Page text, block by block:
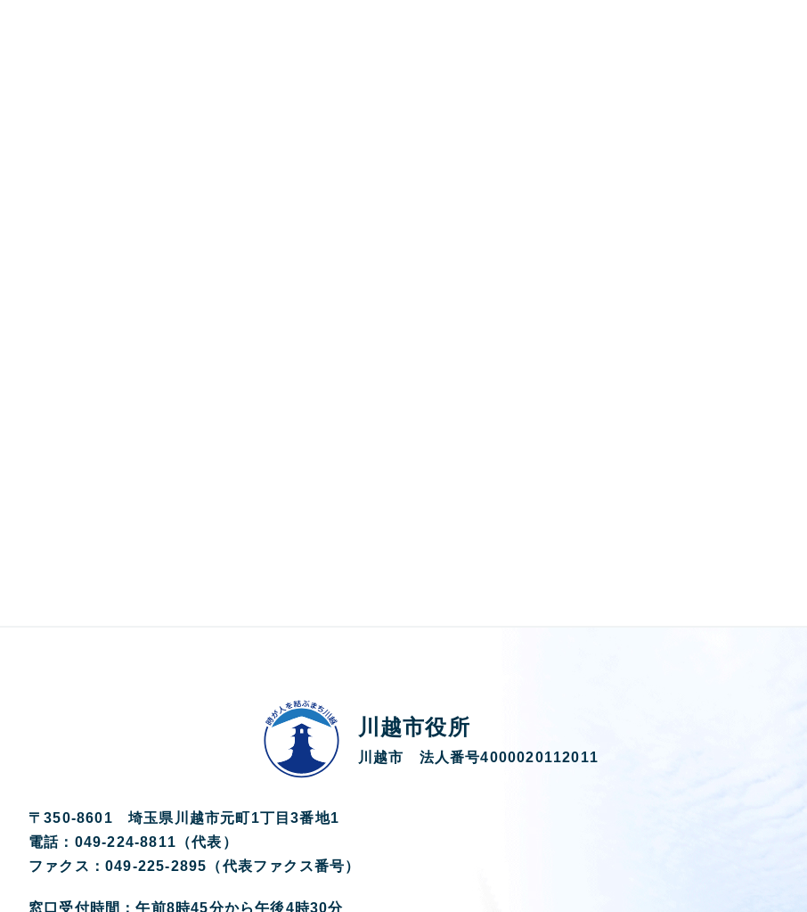
川越市役所
川越市 法人番号4000020112011
〒350-8601 埼玉県川越市元町1丁目3番地1
電話：049-224-8811（代表）
ファクス：049-225-2895（代表ファクス番号）
窓口受付時間：午前8時45分から午後4時30分